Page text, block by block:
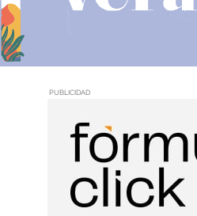
PUBLICIDAD